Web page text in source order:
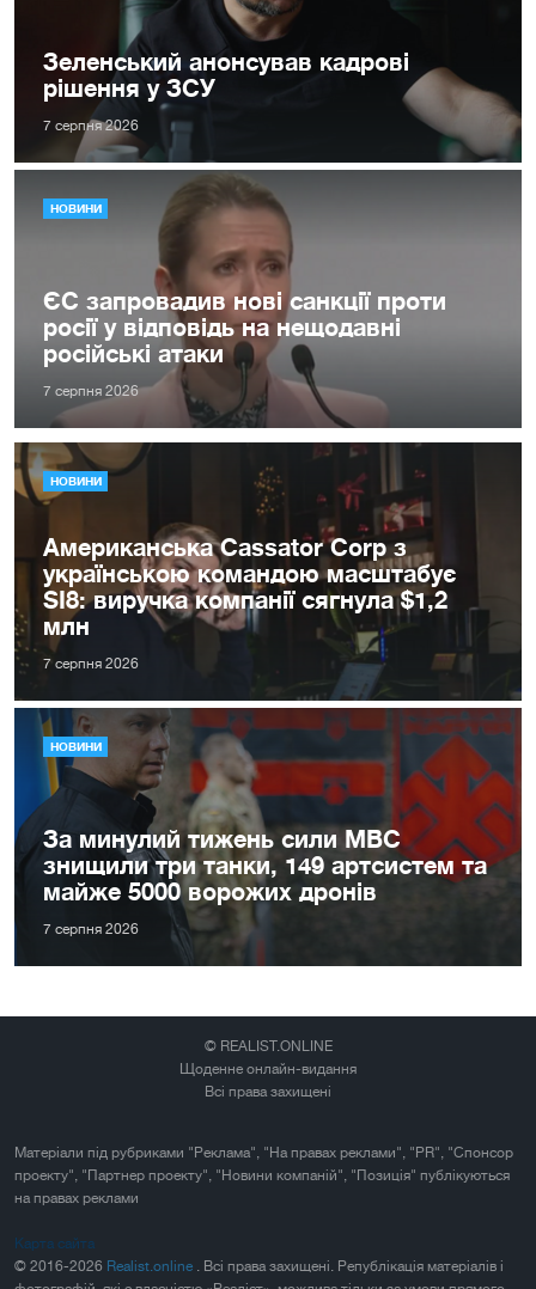
Зеленський анонсував кадрові
рішення у ЗСУ
7 серпня 2026
НОВИНИ
ЄС запровадив нові санкції проти
росії у відповідь на нещодавні
російські атаки
7 серпня 2026
НОВИНИ
Американська Cassator Corp з
українською командою масштабує
SI8: виручка компанії сягнула $1,2
млн
7 серпня 2026
НОВИНИ
За минулий тижень сили МВС
знищили три танки, 149 артсистем та
майже 5000 ворожих дронів
7 серпня 2026
© REALIST.ONLINE
Щоденне онлайн-видання
Всі права захищені
Матеріали під рубриками "Реклама", "На правах реклами", "PR", "Спонсор
проекту", "Партнер проекту", "Новини компаній", "Позиція" публікуються
на правах реклами
Карта сайта
© 2016-2026 Realist.online
. Всі права захищені. Републікація матеріалів і